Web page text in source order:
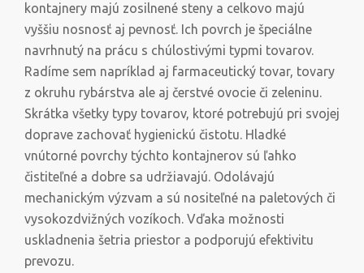
kontajnery majú zosilnené steny a celkovo majú
vyššiu nosnosť aj pevnosť. Ich povrch je špeciálne
navrhnutý na prácu s chúlostivými typmi tovarov.
Radíme sem napríklad aj farmaceutický tovar, tovary
z okruhu rybárstva ale aj čerstvé ovocie či zeleninu.
Skrátka všetky typy tovarov, ktoré potrebujú pri svojej
doprave zachovať hygienickú čistotu. Hladké
vnútorné povrchy týchto kontajnerov sú ľahko
čistiteľné a dobre sa udržiavajú. Odolávajú
mechanickým výzvam a sú nositeľné na paletových či
vysokozdvižných vozíkoch. Vďaka možnosti
uskladnenia šetria priestor a podporujú efektivitu
prevozu.